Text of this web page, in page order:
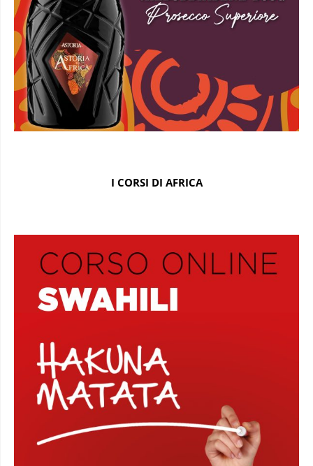
I CORSI DI AFRICA